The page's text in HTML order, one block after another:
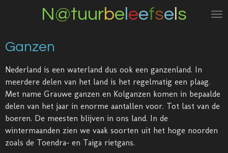
de
N@tuurbe eefse s
Ganzen
Nederland is een waterland dus ook een ganzenland. In
meerdere delen van het land is het regelmatig een plaag.
Met name Grauwe ganzen en Kolganzen komen in bepaalde
delen van het jaar in enorme aantallen voor. Tot last van de
boeren. De meesten blijven in ons land. In de
wintermaanden zien we vaak soorten uit het hoge noorden
zoals de Toendra- en Taiga rietgans.